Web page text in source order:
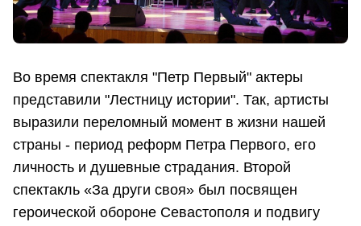
Во время спектакля "Петр Первый" актеры
представили "Лестницу истории". Так, артисты
выразили переломный момент в жизни нашей
страны - период реформ Петра Первого, его
личность и душевные страдания. Второй
спектакль «За други своя» был посвящен
героической обороне Севастополя и подвигу